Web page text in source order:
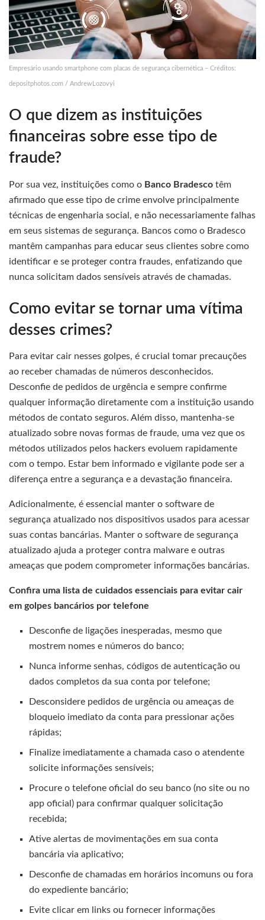
Empresário usando smartphone com placas de segurança cibernética – Créditos:
depositphotos.com / AndrewLozovyi
O que dizem as instituições
financeiras sobre esse tipo de
fraude?
Por sua vez, instituições como o Banco Bradesco têm
afirmado que esse tipo de crime envolve principalmente
técnicas de engenharia social, e não necessariamente falhas
em seus sistemas de segurança. Bancos como o Bradesco
mantêm campanhas para educar seus clientes sobre como
identificar e se proteger contra fraudes, enfatizando que
nunca solicitam dados sensíveis através de chamadas.
Como evitar se tornar uma vítima
desses crimes?
Para evitar cair nesses golpes, é crucial tomar precauções
ao receber chamadas de números desconhecidos.
Desconfie de pedidos de urgência e sempre confirme
qualquer informação diretamente com a instituição usando
métodos de contato seguros. Além disso, mantenha-se
atualizado sobre novas formas de fraude, uma vez que os
métodos utilizados pelos hackers evoluem rapidamente
com o tempo. Estar bem informado e vigilante pode ser a
diferença entre a segurança e a devastação financeira.
Adicionalmente, é essencial manter o software de
segurança atualizado nos dispositivos usados para acessar
suas contas bancárias. Manter o software de segurança
atualizado ajuda a proteger contra malware e outras
ameaças que podem comprometer informações bancárias.
Confira uma lista de cuidados essenciais para evitar cair
em golpes bancários por telefone
Desconfie de ligações inesperadas, mesmo que
mostrem nomes e números do banco;
Nunca informe senhas, códigos de autenticação ou
dados completos da sua conta por telefone;
Desconsidere pedidos de urgência ou ameaças de
bloqueio imediato da conta para pressionar ações
rápidas;
Finalize imediatamente a chamada caso o atendente
solicite informações sensíveis;
Procure o telefone oficial do seu banco (no site ou no
app oficial) para confirmar qualquer solicitação
recebida;
Ative alertas de movimentações em sua conta
bancária via aplicativo;
Desconfie de chamadas em horários incomuns ou fora
do expediente bancário;
Evite clicar em links ou fornecer informações